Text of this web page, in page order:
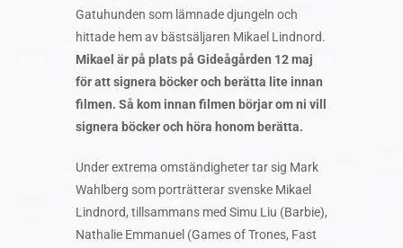
Gatuhunden som lämnade djungeln och
hittade hem av bästsäljaren Mikael Lindnord.
Mikael är på plats på Gideågården 12 maj
för att signera böcker och berätta lite innan
filmen. Så kom innan filmen börjar om ni vill
signera böcker och höra honom berätta.
Under extrema omständigheter tar sig Mark
Wahlberg som porträtterar svenske Mikael
Lindnord, tillsammans med Simu Liu (Barbie),
Nathalie Emmanuel (Games of Trones, Fast